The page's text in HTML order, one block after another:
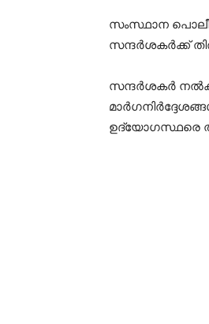
സംസ്ഥാന
സന്ദര്‍ശകര്‍ക്ക്
സന്ദര്‍ശകര്‍
ഉദ്യോഗസ്ഥരെ